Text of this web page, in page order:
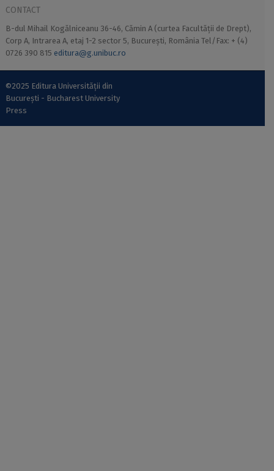
CONTACT
B-dul Mihail Kogălniceanu 36-46, Cămin A (curtea Facultății de Drept),
Corp A, Intrarea A, etaj 1-2 sector 5, București, România Tel/Fax: + (4)
0726 390 815 editura@g.unibuc.ro
©2025 Editura Universității din
București - Bucharest University
Press